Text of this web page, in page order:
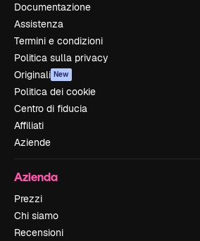
Documentazione
Assistenza
Termini e condizioni
Politica sulla privacy
Originali New
Politica dei cookie
Centro di fiducia
Affiliati
Aziende
Azienda
Prezzi
Chi siamo
Recensioni